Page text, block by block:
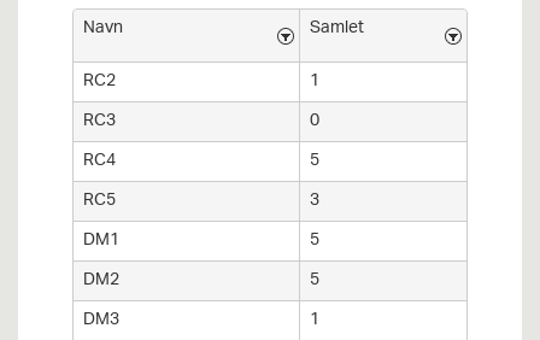
Navn
Samlet
RC2
1
RC3
0
RC4
5
RC5
3
DM1
5
DM2
5
DM3
1